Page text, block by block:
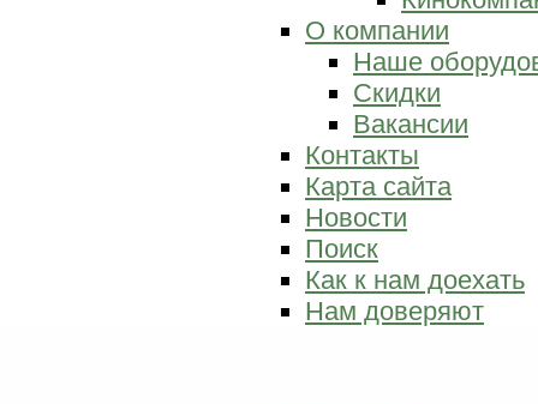
О компании
Наше
Скидки
Вакансии
Контакты
Карта сайта
Новости
Поиск
Как к нам доехать
Нам доверяют